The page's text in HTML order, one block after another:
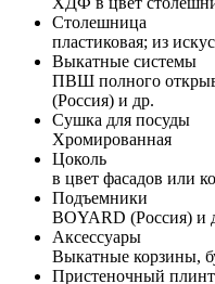
Столешница
пластиковая; из
Выкатные системы
ПВШ полного
(Россия) и др.
Сушка для посуды
Хромированная
Цоколь
в цвет фасадов или
Подъемники
BOYARD (Россия) и
Аксессуары
Выкатные корзины,
Пристеночный